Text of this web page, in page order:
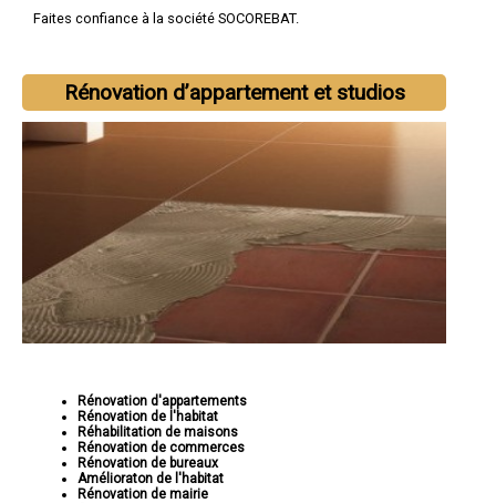
Faites confiance à la société SOCOREBAT.
Rénovation d’appartement et studios
Rénovation d'appartements
Rénovation de l'habitat
Réhabilitation de maisons
Rénovation de commerces
Rénovation de bureaux
Amélioraton de l'habitat
Rénovation de mairie